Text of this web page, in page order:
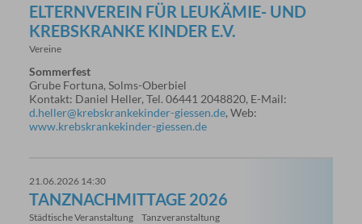
ELTERNVEREIN FÜR LEUKÄMIE- UND
KREBSKRANKE KINDER E.V.
Vereine
Sommerfest
Grube Fortuna, Solms-Oberbiel
Kontakt: Daniel Heller, Tel. 06441 2048820, E-Mail:
d.heller@krebskrankekinder-giessen.de, Web:
www.krebskrankekinder-giessen.de
21.06.2026 14:30
TANZNACHMITTAGE 2026
Städtische Veranstaltung Tanzveranstaltung